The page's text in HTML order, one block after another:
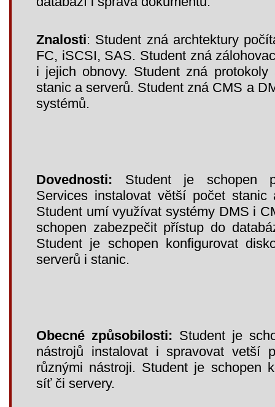
Znalosti: Student zná archtektury
FC, iSCSI, SAS. Student zná
i jejich obnovy. Student zná
stanic a serverů. Student zná CMS a
systémů.
Dovednosti: Student je schopen
Services instalovat větší počet
Student umí využívat systémy DMS i
schopen zabezpečit přístup do
Student je schopen konfigurovat
serverů i stanic.
Obecné způsobilosti: Student je
nástrojů instalovat i spravovat vetší
různými nástroji. Student je schopen
síť či servery.